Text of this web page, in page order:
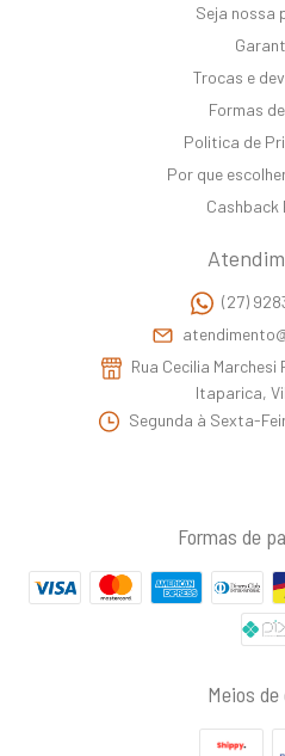
Seja nossa
Trocas e
Formas
Politica de
Por que
Cashback
(27)
Rua Cecilia Marchesi
Itaparica,
Segunda à Sexta-
Formas de
Meios de